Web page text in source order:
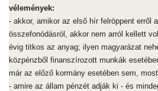
vélemények:
- akkor, amikor az első hír felröppent erről
összefonódásról, akkor nem arról kellett
évig titkos az anyag; ilyen magyarázat
közpénzből finanszírozott munkák
már az előző kormány esetében sem,
- amire az állam pénzét adják ki - és